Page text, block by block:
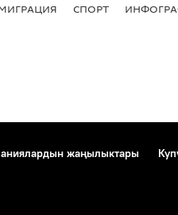
СПОРТ
жаңылыктары